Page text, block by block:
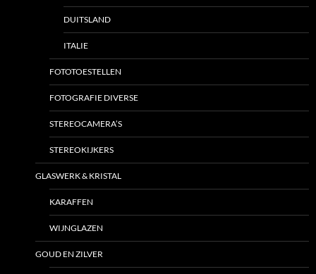
DUITSLAND
ITALIE
FOTOTOESTELLEN
FOTOGRAFIE DIVERSE
STEREOCAMERA’S
STEREOKIJKERS
GLASWERK & KRISTAL
KARAFFEN
WIJNGLAZEN
GOUD EN ZILVER